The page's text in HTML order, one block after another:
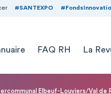
#SANTEXPO
FAQ RH La
Elbeuf-Louviers/Val de